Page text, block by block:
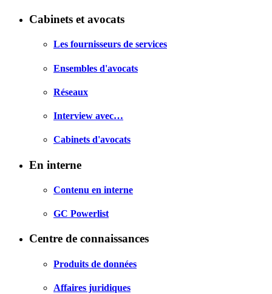
Cabinets et avocats
Les fournisseurs de services
Ensembles d'avocats
Réseaux
Interview avec…
Cabinets d'avocats
En interne
Contenu en interne
GC Powerlist
Centre de connaissances
Produits de données
Affaires juridiques